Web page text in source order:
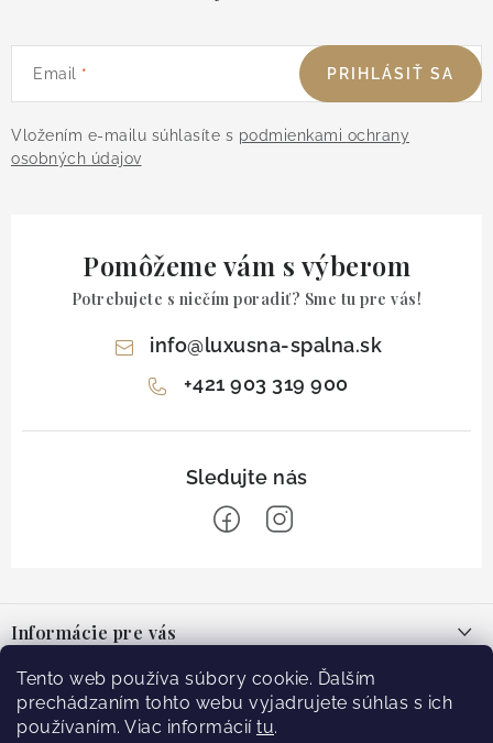
Tento web používa súbory cookie. Ďalším
prechádzaním tohto webu vyjadrujete súhlas s ich
používaním. Viac informácií tu.
Email
Vložením e-mailu súhlasíte s podmienkami ochrany
osobných údajov
PRIHLÁSIŤ SA
Pomôžeme vám s výberom
Potrebujete s niečím poradiť? Sme tu pre vás!
info@luxusna-spalna.sk
+421 903 319 900
pInformácie pre vás
O nás
Blog
Facebook